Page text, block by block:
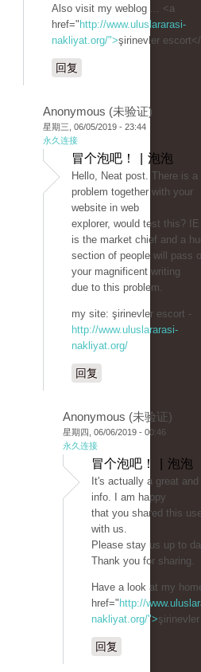
Also visit my weblog ... <a
href=" http://www.uluslararasi-
nakliyat.org/">şirinevler
回复
Anonymous (未验证)
星期三, 06/05/2019 - 23:44
永久连接
冒个泡吧！ | 泡泡
Hello, Neat post. There is a
problem together with your
website in web
explorer, would test this?
is the market chief and a
section of people will pass
your magnificent writing
due to this problem.
my site: şirinevler escort -
http://www.uluslararasi-
nakliyat.org/
回复
Anonymous (未验证)
星期四, 06/06/2019 - 00:46
永久连接
冒个泡吧！ | 泡泡
It's actually a great
info. I am happy
that you shared this
with us.
Please stay us up to
Thank you for sharing.
Have a look at my
href=" http://
nakliyat.org/">
回复